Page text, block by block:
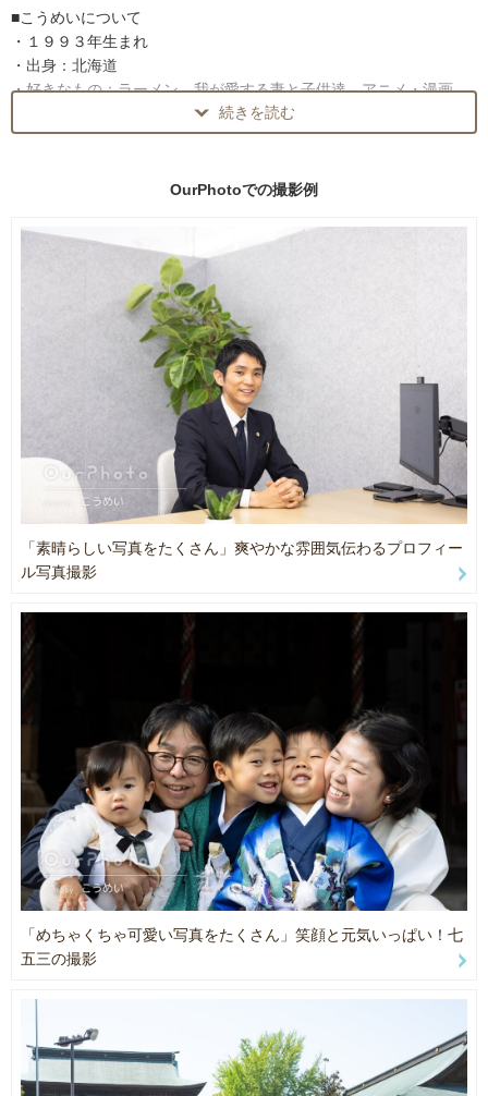
２人の息子と１人の娘をもつパパグラフィーの こうめいです。
撮影は「誰よりも楽しくいること」をモットーにご要望に沿いご提
案させていただき
当日は楽しくお話しながら、その日が最高の思い出に残る現場づく
その経験を活かし、お子様のいるファミリーをはじめカップルやフ
また、ドローン撮影から水中撮影など多岐に撮影できます。
その人の一生の思い出に残る大切な時だからこそ
真剣に楽しく取り組ませていただきたいです。
「当日はどうしたらいいか・・・」
「撮影にはどんな準備をしたら・・・」などなど
ぜひ一度、お気軽にご相談ください。
全力でサポートします！
高知県 愛媛県 徳島県 香川県 岡山県
※交通費など高知県以外のお客様へは１枠以上を抑えていただきま
【対応ジャンル】
ポートレート、プロフィール写真
スナップ、イベント撮影、サロン撮影、企業撮影、ドローン撮影
【納品枚数】
基本納品枚数は１枠＝30枚からとさせていただきます
※ご予約いただいた枠数によって異なります一度ご確認ください
【納期】
約7〜10日程度
※お急ぎの方はご相談ください
【撮影許可について】
野外での撮影（公園や寺社仏閣、その他商業施設）は許可が必要な
場合があります。
お客様の方でご確認・撮影申請をお願いしておりますのでご了承く
ださい。
※ご相談内容によりこちらで行うこともできます
【その他】
our photoでは紹介しきれない写真は以下のインスタグラムからご確
認できます
■こうめいについて
・１９９３年生まれ
・出身：北海道
・好きなもの：ラーメン、我が愛する妻と子供達、アニメ・漫画、
旅の中で出会った人や自然を撮影することで
より多くの撮影技術や対応能力を学びました。
現在は高知県の田舎で2人の息子と娘1人、妻の５人暮らしをしなが
商業・広告写真をはじめ、HP改修撮影、カップル、キッズ、ポート
個人、事業者様から企業、行政と幅広く撮影しています。
続きを読む
OurPhotoでの撮影例
「素晴らしい写真をたくさん」爽やかな雰囲気伝わるプロフィー
ル写真撮影
「めちゃくちゃ可愛い写真をたくさん」笑顔と元気いっぱい！七
五三の撮影